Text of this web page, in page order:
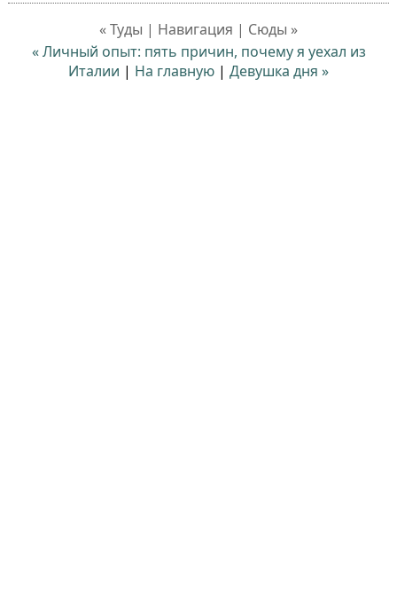
« Туды | Навигация | Сюды »
« Личный опыт: пять причин, почему я уехал из
Италии | На главную | Девушка дня »